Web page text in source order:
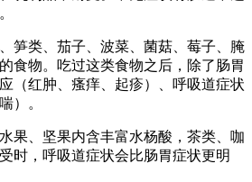
笋类、茄子、波菜、菌菇、莓子、腌
食物。吃过这类食物之后，除了肠胃
（红肿、瘙痒、起疹）、呼吸道症状
）。
果、坚果内含丰富水杨酸，茶类、咖
时，呼吸道症状会比肠胃症状更明